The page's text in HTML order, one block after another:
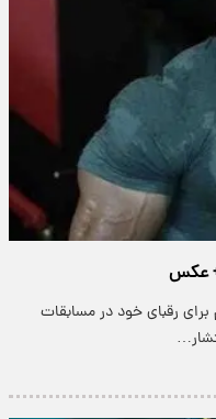
عکس
برای رقبای خود در مسابقات